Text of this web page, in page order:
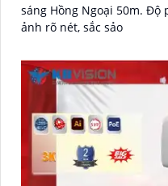
sáng Hồng Ngoại 50m. Độ phân giải cao 5.0 MP giúp hình
ảnh rõ nét, sắc sảo